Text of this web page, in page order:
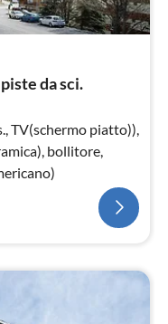
da sci.
TV(schermo piatto)),
bollitore,